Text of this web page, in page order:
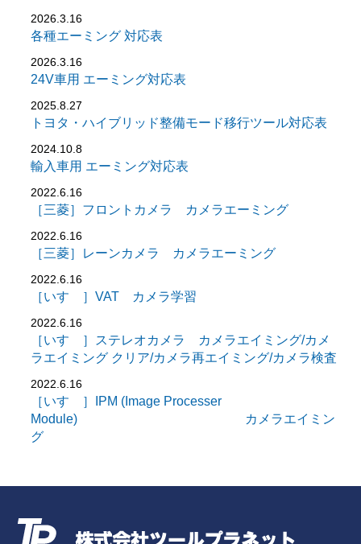
2026.3.16
各種エーミング 対応表
2026.3.16
24V車用 エーミング対応表
2025.8.27
トヨタ・ハイブリッド整備モード移行ツール対応表
2024.10.8
輸入車用 エーミング対応表
2022.6.16
［三菱］フロントカメラ カメラエーミング
2022.6.16
［三菱］レーンカメラ カメラエーミング
2022.6.16
［いすゞ］VAT カメラ学習
2022.6.16
［いすゞ］ステレオカメラ カメラエイミング/カメ
ラエイミング クリア/カメラ再エイミング/カメラ検査
2022.6.16
［いすゞ］IPM (Image Processer
Module) カメラエイミン
グ